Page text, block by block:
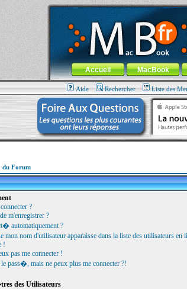
MacBook-fr.com : 100% Apple... 100% nomade !
Aller au contenu-Aller au menu général
Menu général
Accueil MacBook
Aide Rechercher Liste des
du Forum
?
m'enregistrer ?
automatiquement ?
nom d'utilisateur apparaisse dans la liste des utilisateurs en
!
pas me connecter !
pass�, mais ne peux plus me connecter ?!
des Utilisateurs